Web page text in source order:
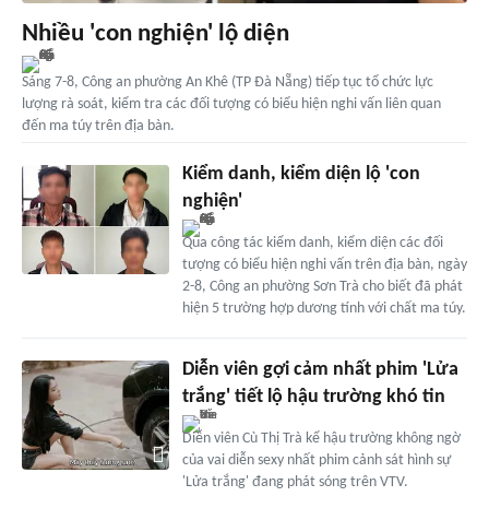
Nhiều 'con nghiện' lộ diện
Sáng 7-8, Công an phường An Khê (TP Đà Nẵng) tiếp tục tổ chức lực
lượng rà soát, kiểm tra các đối tượng có biểu hiện nghi vấn liên quan
đến ma túy trên địa bàn.
Kiểm danh, kiểm diện lộ 'con
nghiện'
Qua công tác kiểm danh, kiểm diện các đối
tượng có biểu hiện nghi vấn trên địa bàn, ngày
2-8, Công an phường Sơn Trà cho biết đã phát
hiện 5 trường hợp dương tính với chất ma túy.
Diễn viên gợi cảm nhất phim 'Lửa
trắng' tiết lộ hậu trường khó tin
Diễn viên Cù Thị Trà kể hậu trường không ngờ
của vai diễn sexy nhất phim cảnh sát hình sự
'Lửa trắng' đang phát sóng trên VTV.